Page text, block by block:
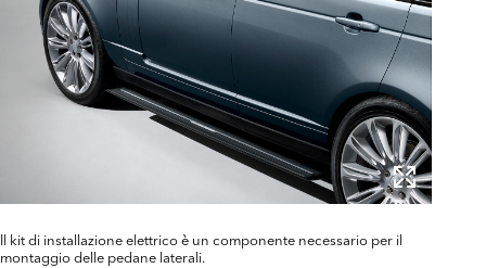
Il kit di installazione elettrico è un componente necessario per il
montaggio delle pedane laterali.